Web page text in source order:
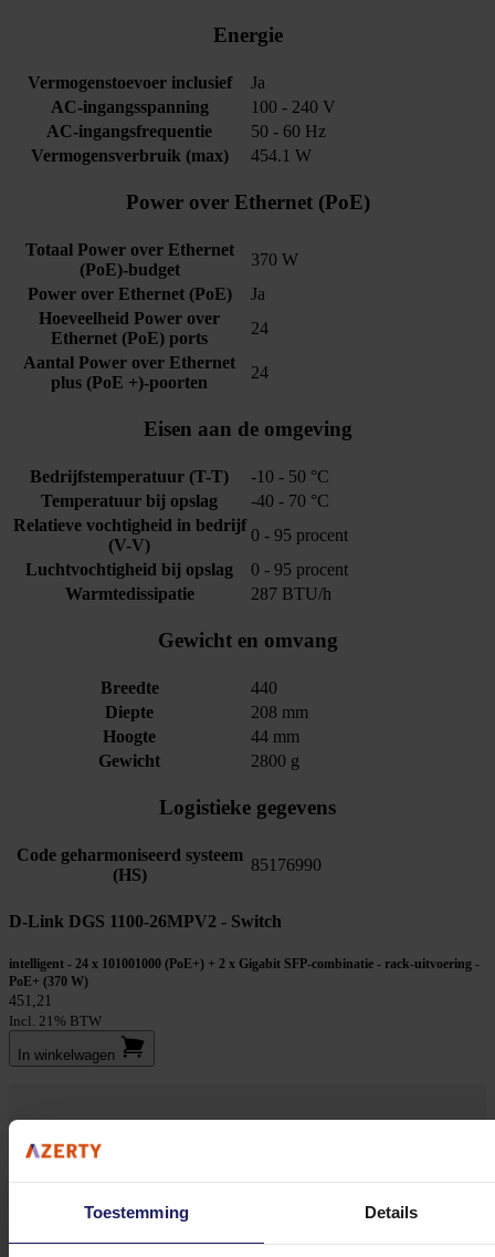
Toestemming Details
Energie
Vermogenstoevoer inclusief
Ja
AC-ingangsspanning
100 - 240 V
AC-ingangsfrequentie
50 - 60 Hz
Vermogensverbruik (max)
454.1 W
Power over Ethernet (PoE)
Totaal Power over Ethernet
(PoE)-budget
370 W
Power over Ethernet (PoE)
Ja
Hoeveelheid Power over
Ethernet (PoE) ports
24
Aantal Power over Ethernet
plus (PoE +)-poorten
24
Eisen aan de omgeving
Bedrijfstemperatuur (T-T)
-10 - 50 °C
Temperatuur bij opslag
-40 - 70 °C
Relatieve vochtigheid in bedrijf
(V-V)
0 - 95 procent
Luchtvochtigheid bij opslag
0 - 95 procent
Warmtedissipatie
287 BTU/h
Gewicht en omvang
Breedte
440
Diepte
208 mm
Hoogte
44 mm
Gewicht
2800 g
Logistieke gegevens
Code geharmoniseerd systeem
(HS)
85176990
D-Link DGS 1100-26MPV2 - Switch
intelligent - 24 x 101001000 (PoE+) + 2 x Gigabit SFP-combinatie - rack-uitvoering -
PoE+ (370 W)
451,21
Incl. 21% BTW
In winkel­wagen
Heb je vragen over onze producten, diensten of service? Onze deskundige
medewerkers staan klaar om jouw vragen te beantwoorden en verwijzen je
door indien nodig.